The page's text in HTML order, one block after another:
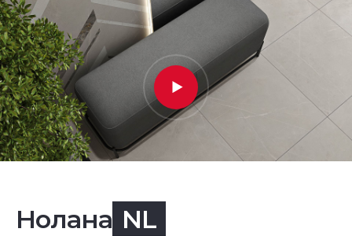
Нолана NL